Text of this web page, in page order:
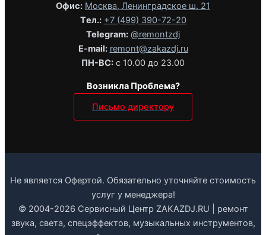
Офис: Москва, Ленинградское ш. 21
Tел.: +7 (499) 390-72-20
Telegram: @remontzdj‬
E-mail: remont@zakazdj.ru
ПН-ВС: с 10.00 до 23.00
Возникла Проблема?
Письмо директору
Не является Офертой. Обязательно уточняйте стоимость
услуг у менеджера!
© 2004-2026 Сервисный Центр ZAKAZDJ.RU | ремонт
звука, света, спецэффектов, музыкальных инструментов,